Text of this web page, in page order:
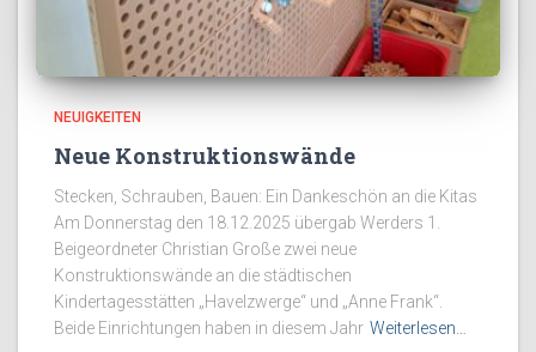
NEUIGKEITEN
Neue Konstruktionswände
Stecken, Schrauben, Bauen: Ein Dankeschön an die Kitas
Am Donnerstag den 18.12.2025 übergab Werders 1.
Beigeordneter Christian Große zwei neue
Konstruktionswände an die städtischen
Kindertagesstätten „Havelzwerge“ und „Anne Frank“.
Beide Einrichtungen haben in diesem Jahr Weiterlesen…